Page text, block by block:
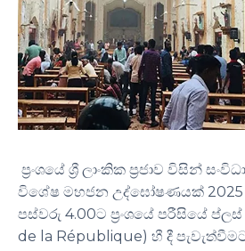
ප්‍රංශයේ ශ්‍රී ලාංකික ප්‍රජාව විසින්
විශේෂ මහජන උද්ඝෝෂණයක් 2025
පස්වරු 4.00ට ප්‍රංශයේ පරීසියේ ප්ලස්
de la République) හී දී